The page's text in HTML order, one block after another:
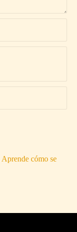
Aprende cómo se